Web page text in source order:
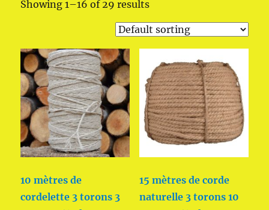
Showing 1–16 of 29 results
10 mètres de
cordelette 3 torons 3
15 mètres de corde
naturelle 3 torons 10